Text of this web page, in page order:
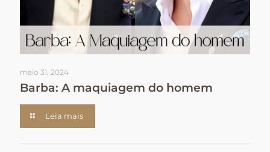
maio 31, 2024
Barba: A maquiagem do homem
Leia mais